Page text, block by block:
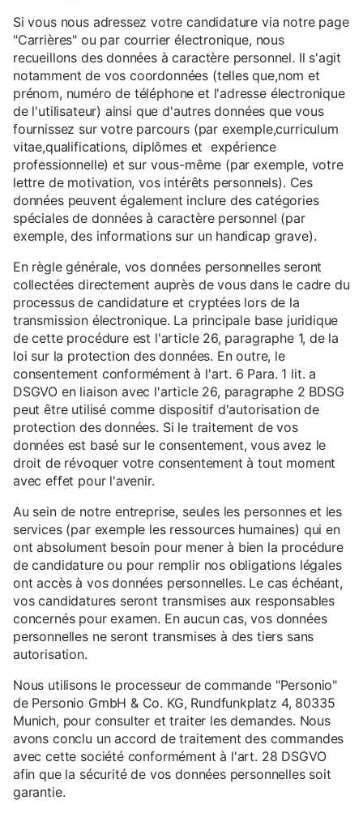
Si vous nous adressez votre candidature via notre page
"Carrières" ou par courrier électronique, nous
recueillons des données à caractère personnel. Il s'agit
notamment de vos coordonnées (telles que,nom et
prénom, numéro de téléphone et l'adresse électronique
de l'utilisateur) ainsi que d'autres données que vous
fournissez sur votre parcours (par exemple,curriculum
vitae,qualifications, diplômes et expérience
professionnelle) et sur vous-même (par exemple, votre
lettre de motivation, vos intérêts personnels). Ces
données peuvent également inclure des catégories
spéciales de données à caractère personnel (par
exemple, des informations sur un handicap grave).
En règle générale, vos données personnelles seront
collectées directement auprès de vous dans le cadre du
processus de candidature et cryptées lors de la
transmission électronique. La principale base juridique
de cette procédure est l'article 26, paragraphe 1, de la
loi sur la protection des données. En outre, le
consentement conformément à l'art. 6 Para. 1 lit. a
DSGVO en liaison avec l'article 26, paragraphe 2 BDSG
peut être utilisé comme dispositif d'autorisation de
protection des données. Si le traitement de vos
données est basé sur le consentement, vous avez le
droit de révoquer votre consentement à tout moment
avec effet pour l'avenir.
Au sein de notre entreprise, seules les personnes et les
services (par exemple les ressources humaines) qui en
ont absolument besoin pour mener à bien la procédure
de candidature ou pour remplir nos obligations légales
ont accès à vos données personnelles. Le cas échéant,
vos candidatures seront transmises aux responsables
concernés pour examen. En aucun cas, vos données
personnelles ne seront transmises à des tiers sans
autorisation.
Nous utilisons le processeur de commande "Personio"
de Personio GmbH & Co. KG, Rundfunkplatz 4, 80335
Munich, pour consulter et traiter les demandes. Nous
avons conclu un accord de traitement des commandes
avec cette société conformément à l'art. 28 DSGVO
afin que la sécurité de vos données personnelles soit
garantie.